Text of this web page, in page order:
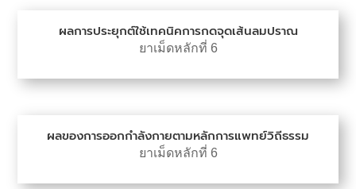
ผลการประยุกต์ใช้เทคนิคการกดจุดเส้นลมปราณ
ยาเม็ดหลักที่ 6
ผลของการออกกำลังกายตามหลักการแพทย์วิถีธรรม
ยาเม็ดหลักที่ 6